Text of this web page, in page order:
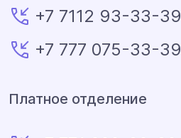
+7 7112 93-33-39
+7 777 075-33-39
Платное отделение